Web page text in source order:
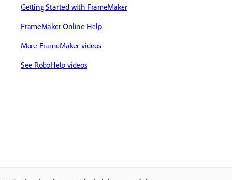
Getting Started with FrameMaker
FrameMaker Online Help
More FrameMaker videos
See RoboHelp videos